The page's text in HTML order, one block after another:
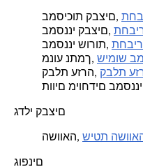
במסיכות קבצים,
במסנני קבצים,
במסנני שורות, שורות
מנוע נתמך, במסננים
קבלת עזרה,
מיוחדים במסננים,
גדלי קבצים
השוואה, השוואה
גופנים